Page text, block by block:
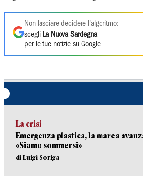
Non lasciare decidere l'algoritmo:
scegli La Nuova Sardegna
per le tue notizie su Google
La crisi
Emergenza plastica, la marea
«Siamo sommersi»
di Luigi Soriga